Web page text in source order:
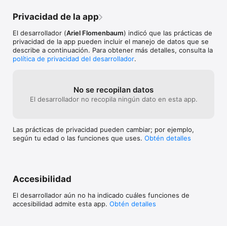
Privacidad de la app
El desarrollador (Ariel Flomenbaum) indicó que las prácticas de
privacidad de la app pueden incluir el manejo de datos que se
describe a continuación. Para obtener más detalles, consulta la
política de privacidad del desarrollador.
No se recopilan datos
El desarrollador no recopila ningún dato en esta app.
Las prácticas de privacidad pueden cambiar; por ejemplo,
según tu edad o las funciones que uses. Obtén detalles
Accesibilidad
El desarrollador aún no ha indicado cuáles funciones de
accesibilidad admite esta app. Obtén detalles